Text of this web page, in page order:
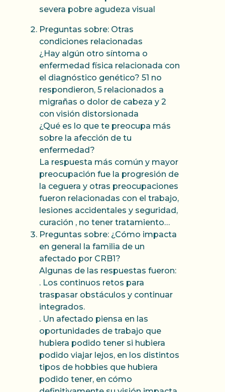
severa pobre agudeza visual
Preguntas sobre: Otras
condiciones relacionadas
¿Hay algún otro síntoma o
enfermedad física relacionada con
el diagnóstico genético? 51 no
respondieron, 5 relacionados a
migrañas o dolor de cabeza y 2
con visión distorsionada
¿Qué es lo que te preocupa más
sobre la afección de tu
enfermedad?
La respuesta más común y mayor
preocupación fue la progresión de
la ceguera y otras preocupaciones
fueron relacionadas con el trabajo,
lesiones accidentales y seguridad,
curación , no tener tratamiento…
Preguntas sobre: ¿Cómo impacta
en general la familia de un
afectado por CRB1?
Algunas de las respuestas fueron:
. Los continuos retos para
traspasar obstáculos y continuar
integrados.
. Un afectado piensa en las
oportunidades de trabajo que
hubiera podido tener si hubiera
podido viajar lejos, en los distintos
tipos de hobbies que hubiera
podido tener, en cómo